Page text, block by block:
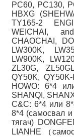
PC60, PC130,
HBXG
TY165-2
WEICHAI,
CHAOCHAI,
LW300K,
LW900K,
ZL30G,
QY50K,
HOWO: 6*4
SHANQI,
C&C: 6*4 или
8*4 (самосвал
тягач)
LIANHE （